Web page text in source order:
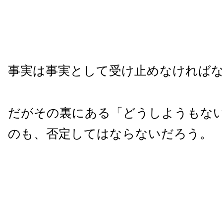
事実は事実として受け止めなければ
だがその裏にある「どうしようもな
のも、否定してはならないだろう。